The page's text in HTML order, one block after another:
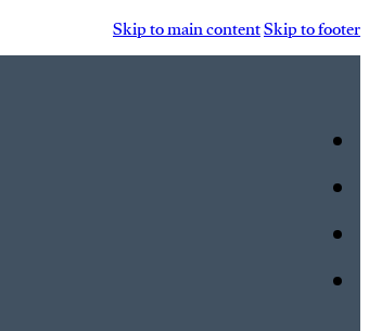
Skip to main contentSkip to footer